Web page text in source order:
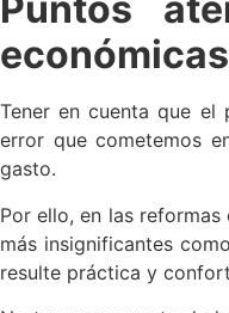
Puntos
Tener en cuenta que el
error que cometemos
gasto.
Por ello, en las
más insignificantes
resulte práctica y